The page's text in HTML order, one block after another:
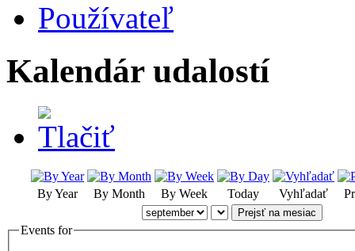
Používateľ
Kalendár udalostí
By Year By Month By Week Today Vyhľadať
Prejsť na mesiac
Events for